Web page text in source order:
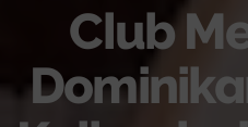
Club